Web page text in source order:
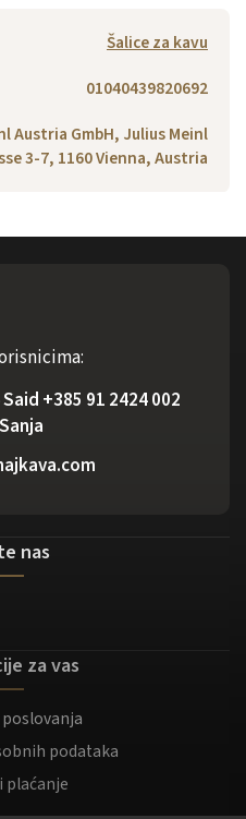
Šalice za kavu
01040439820692
Austria GmbH, Julius Meinl
3-7, 1160 Vienna, Austria
+385 91 2424 002
Sanja
nas
za vas
podataka
plaćanje